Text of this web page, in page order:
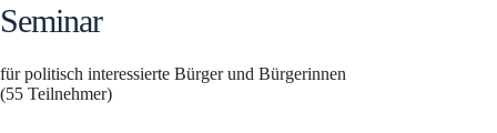
Seminar
für politisch interessierte Bürger und Bürgerinnen
(55 Teilnehmer)